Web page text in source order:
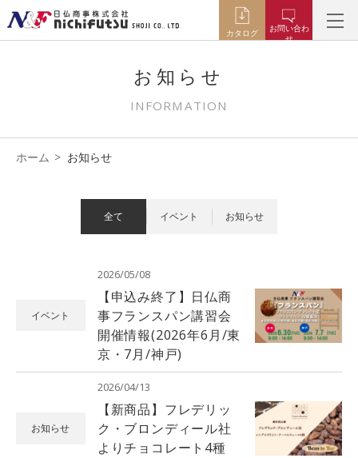
カタログ
お問い合わ
せ
お知らせ
INFORMATION
ホーム お知らせ
全て イベント お知らせ
イベント
2026/05/08
【申込み終了】日仏商
事フランスパン講習会
開催情報(2026年6月/東
京・7月/神戸)
お知らせ
2026/04/13
【新商品】フレデリッ
ク・ブロンディール社
よりチョコレート4種